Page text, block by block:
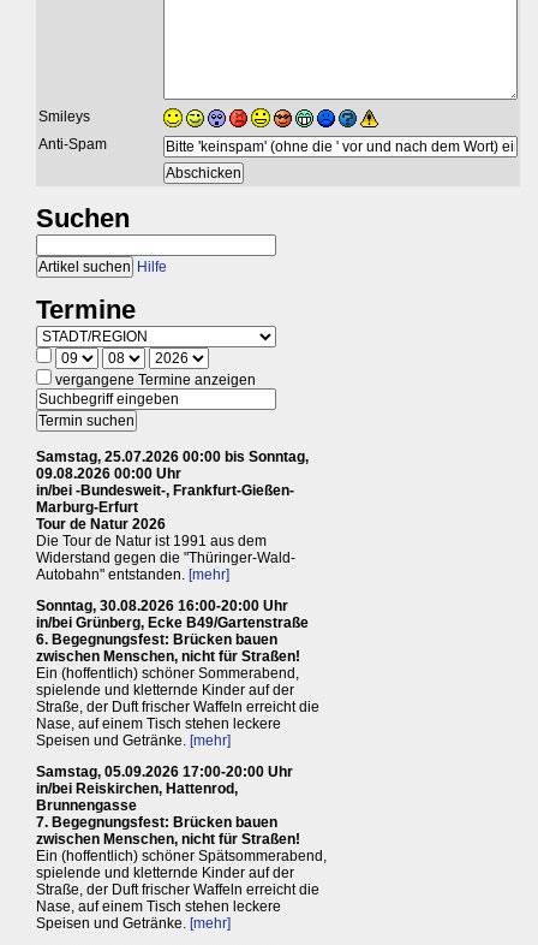
Smileys
Anti-Spam
Suchen
Hilfe
Termine
vergangene Termine anzeigen
Samstag, 25.07.2026 00:00 bis Sonntag,
09.08.2026 00:00 Uhr
in/bei -Bundesweit-, Frankfurt-Gießen-
Marburg-Erfurt
Tour de Natur 2026
Die Tour de Natur ist 1991 aus dem
Widerstand gegen die "Thüringer-Wald-
Autobahn" entstanden. [mehr]
Sonntag, 30.08.2026 16:00-20:00 Uhr
in/bei Grünberg, Ecke B49/Gartenstraße
6. Begegnungsfest: Brücken bauen
zwischen Menschen, nicht für Straßen!
Ein (hoffentlich) schöner Sommerabend,
spielende und kletternde Kinder auf der
Straße, der Duft frischer Waffeln erreicht die
Nase, auf einem Tisch stehen leckere
Speisen und Getränke. [mehr]
Samstag, 05.09.2026 17:00-20:00 Uhr
in/bei Reiskirchen, Hattenrod,
Brunnengasse
7. Begegnungsfest: Brücken bauen
zwischen Menschen, nicht für Straßen!
Ein (hoffentlich) schöner Spätsommerabend,
spielende und kletternde Kinder auf der
Straße, der Duft frischer Waffeln erreicht die
Nase, auf einem Tisch stehen leckere
Speisen und Getränke. [mehr]